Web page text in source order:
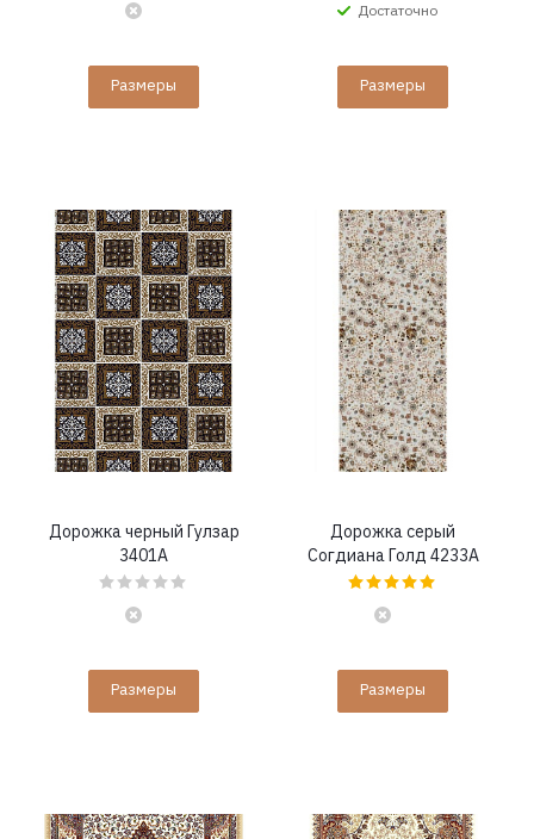
Размеры
Достаточно
Размеры
Дорожка черный Гулзар
3401A
Размеры
Дорожка серый
Согдиана Голд 4233A
Размеры